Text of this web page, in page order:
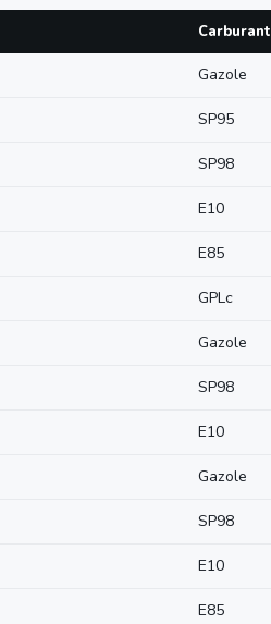
Carburant
Gazole
SP95
SP98
E10
E85
GPLc
Gazole
SP98
E10
Gazole
SP98
E10
E85